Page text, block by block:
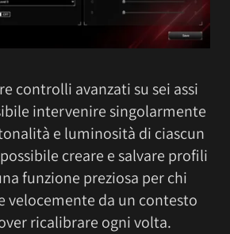
controlli avanzati su sei assi
intervenire singolarmente
e luminosità di ciascun
creare e salvare profili
funzione preziosa per chi
velocemente da un contesto
ricalibrare ogni volta.